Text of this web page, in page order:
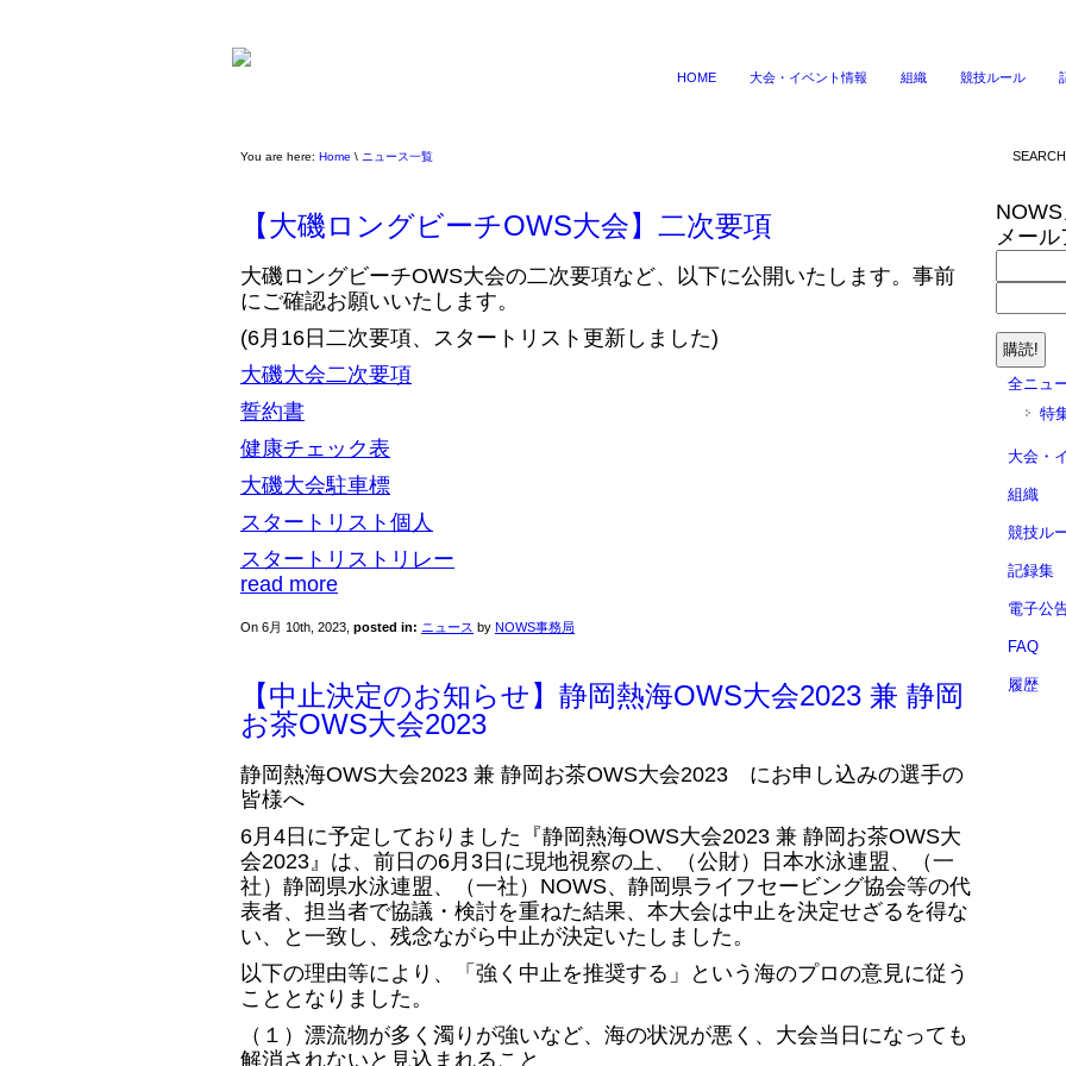
HOME 大会・イベント情報 組織 競技ルール
You are here: Home \ ニュース一覧
【大磯ロングビーチOWS大会】二次要項
大磯ロングビーチOWS大会の二次要項など、以下に公開いたします。事前
にご確認お願いいたします。
(6月16日二次要項、スタートリスト更新しました)
大磯大会二次要項
誓約書
健康チェック表
大磯大会駐車標
スタートリスト個人
スタートリストリレー
read more
On 6月 10th, 2023, posted in: ニュース by NOWS事務局
【中止決定のお知らせ】静岡熱海OWS大会2023 兼 静岡
お茶OWS大会2023
静岡熱海OWS大会2023 兼 静岡お茶OWS大会2023 にお申し込みの選手の
皆様へ
6月4日に予定しておりました『静岡熱海OWS大会2023 兼 静岡お茶OWS大
会2023』は、前日の6月3日に現地視察の上、（公財）日本水泳連盟、（一
社）静岡県水泳連盟、（一社）NOWS、静岡県ライフセービング協会等の代
表者、担当者で協議・検討を重ねた結果、本大会は中止を決定せざるを得な
い、と一致し、残念ながら中止が決定いたしました。
以下の理由等により、「強く中止を推奨する」という海のプロの意見に従う
こととなりました。
（１）漂流物が多く濁りが強いなど、海の状況が悪く、大会当日になっても
解消されないと見込まれること
メー
全ニュ
特
大会・
組織
競技ル
記録集
電子公
FAQ
履歴